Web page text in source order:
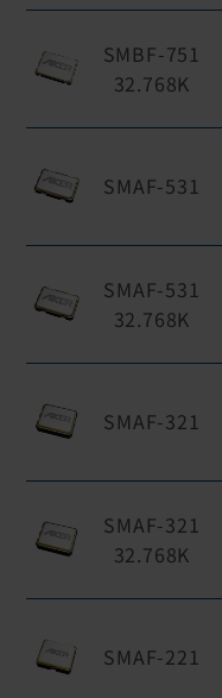
SMBF-751
32.768K
SMAF-531
SMAF-531
32.768K
SMAF-321
SMAF-321
32.768K
SMAF-221